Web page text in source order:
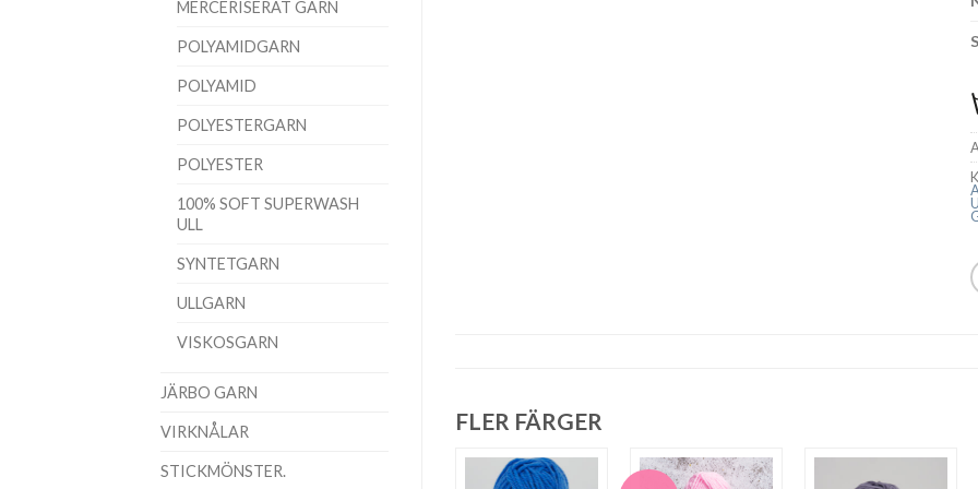
MERCERISERAT GARN
POLYAMIDGARN
POLYAMID
POLYESTERGARN
POLYESTER
100% SOFT SUPERWASH
ULL
SYNTETGARN
ULLGARN
VISKOSGARN
JÄRBO GARN
VIRKNÅLAR
STICKMÖNSTER.
FLER FÄRGER